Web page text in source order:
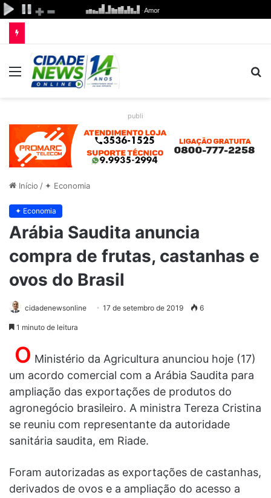
Menu
publi
Início / ✦ Economia
✦ Economia
Arábia Saudita anuncia
compra de frutas, castanhas e
ovos do Brasil
cidadenewsonline 17 de setembro de 2019 6
1 minuto de leitura
O Ministério da Agricultura anunciou hoje (17)
um acordo comercial com a Arábia Saudita para
ampliação das exportações de produtos do
agronegócio brasileiro. A ministra Tereza Cristina
se reuniu com representante da autoridade
sanitária saudita, em Riade.
Foram autorizadas as exportações de castanhas,
derivados de ovos e a ampliação do acesso a